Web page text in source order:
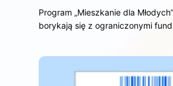
Program „Mieszkanie dla
borykają się z ograniczonymi